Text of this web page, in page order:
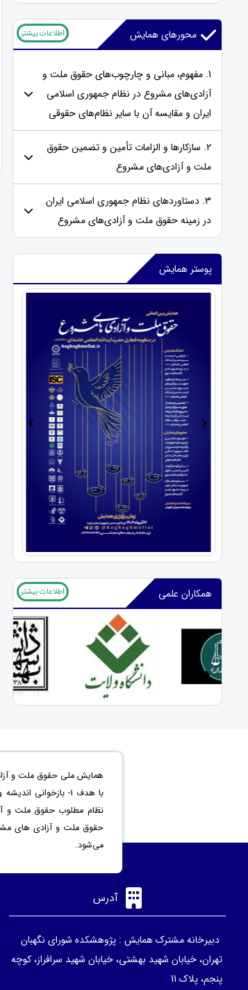
محورهای همایش اطلاعات بیشتر
1. مفهوم، مبانی و چارچوب‌های حقوق ملت و
آزادی‌های مشروع در نظام جمهوری اسلامی
ایران و مقایسه‌ آن با سایر نظام‌های حقوقی
2. سازکارها و الزامات تأمین و تضمین حقوق
ملت و آزادی‌های مشروع
3. دستاوردهای نظام جمهوری اسلامی ایران
در زمینه حقوق ملت و آزادی‌های مشروع
پوستر همایش
› ‹
همکاران علمی اطلاعات بیشتر
‹ ›
همایش ملی حقوق ملت و
حقوق ملت و آزادی های
می‌شود.
آدرس
دبیرخانه مشترک همایش : پژوهشکده شورای نگهبان
تهران، خیابان شهید بهشتی، خیابان شهید سرافراز، کوچه
پنجم، پلاک 11